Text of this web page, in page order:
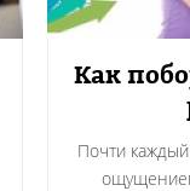
Как
Почти каждый